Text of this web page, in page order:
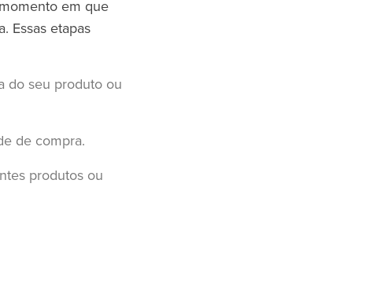
em que
Essas etapas
do seu produto ou
de compra.
produtos ou